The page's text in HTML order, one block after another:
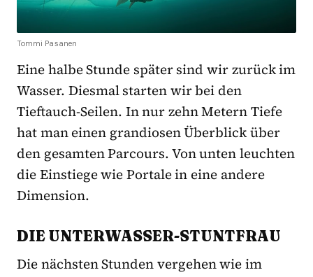
Tommi Pasanen
Eine halbe Stunde später sind wir zurück im
Wasser. Diesmal starten wir bei den
Tieftauch-Seilen. In nur zehn Metern Tiefe
hat man einen grandiosen Überblick über
den gesamten Parcours. Von unten leuchten
die Einstiege wie Portale in eine andere
Dimension.
DIE UNTERWASSER-STUNTFRAU
Die nächsten Stunden vergehen wie im